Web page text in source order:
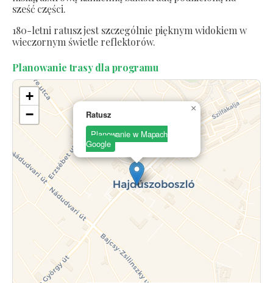
sześć części.
180-letni ratusz jest szczególnie pięknym widokiem w
wieczornym świetle reflektorów.
Planowanie trasy dla programu
Ratusz
Planowanie w Mapach
Google
×
+
−